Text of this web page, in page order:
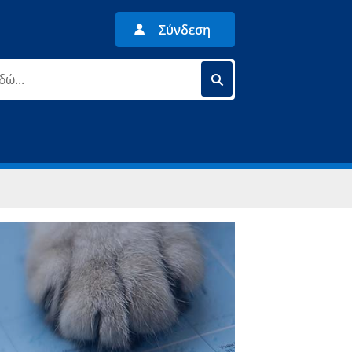
Σύνδεση